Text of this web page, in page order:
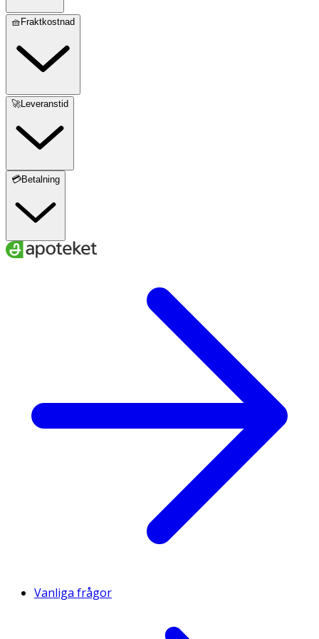
🧺Fraktkostnad
🚀Leveranstid
💳Betalning
Vanliga frågor